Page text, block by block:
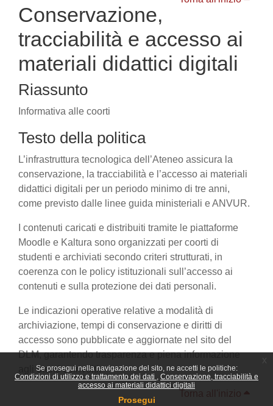
Se prosegui nella navigazione del sito, ne accetti le politiche:
Condizioni di utilizzo e trattamento dei dati
Conservazione, tracciabilità e
accesso ai materiali didattici digitali
Prosegui
Conservazione,
tracciabilità e accesso ai
materiali didattici digitali
Riassunto
Informativa alle coorti
Testo della politica
L’infrastruttura tecnologica dell’Ateneo assicura la
conservazione, la tracciabilità e l’accesso ai materiali
didattici digitali per un periodo minimo di tre anni,
come previsto dalle linee guida ministeriali e ANVUR.
I contenuti caricati e distribuiti tramite le piattaforme
Moodle e Kaltura sono organizzati per coorti di
studenti e archiviati secondo criteri strutturati, in
coerenza con le policy istituzionali sull’accesso ai
contenuti e sulla protezione dei dati personali.
Le indicazioni operative relative a modalità di
archiviazione, tempi di conservazione e diritti di
accesso sono pubblicate e aggiornate nel sito del
DLM, garantendo trasparenza e piena informazione
agli utenti coinvolti.